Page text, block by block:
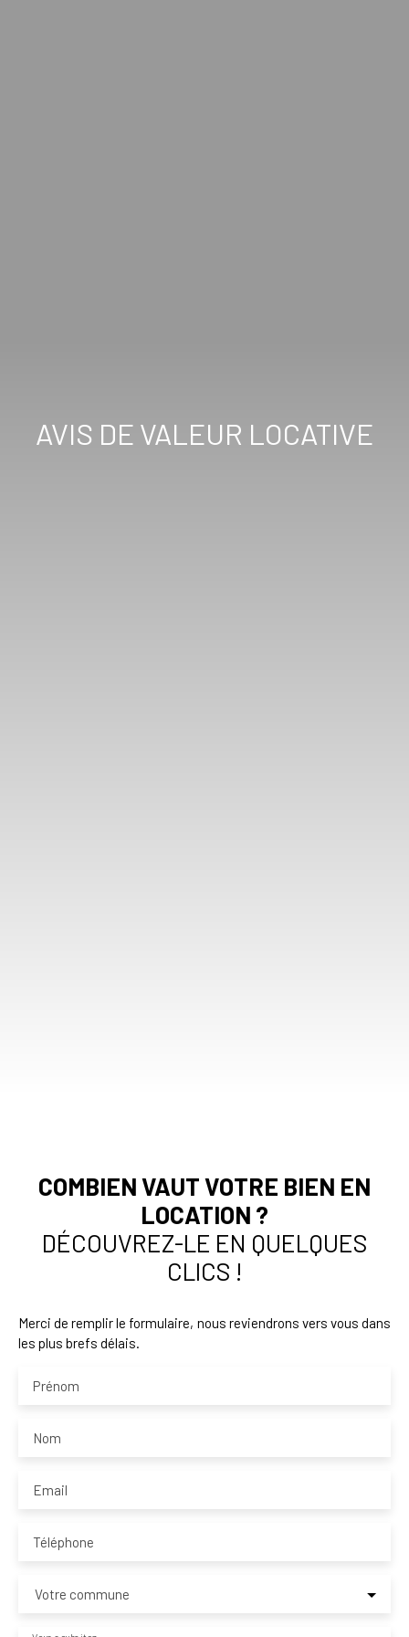
AVIS DE VALEUR LOCATIVE
COMBIEN VAUT VOTRE BIEN EN
LOCATION ?
DÉCOUVREZ-LE EN QUELQUES
CLICS !
Merci de remplir le formulaire, nous reviendrons vers vous dans
les plus brefs délais.
Prénom
Nom
Email
Téléphone
Votre commune